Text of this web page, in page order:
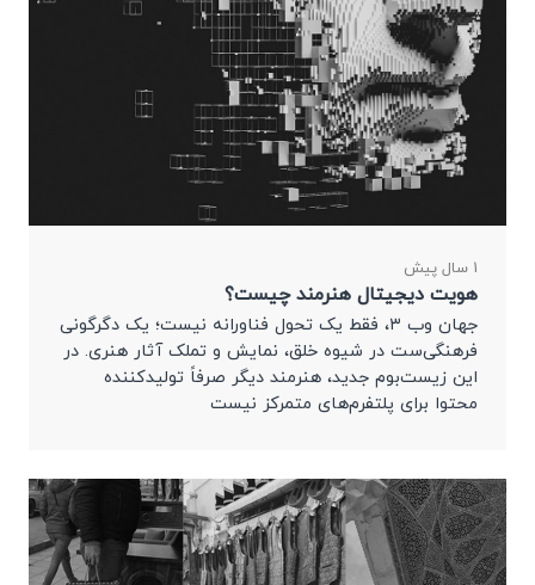
1 سال پیش
هویت دیجیتال هنرمند چیست؟
جهان وب ۳، فقط یک تحول فناورانه نیست؛ یک دگرگونی
فرهنگی‌ست در شیوه خلق، نمایش و تملک آثار هنری. در
این زیست‌بوم جدید، هنرمند دیگر صرفاً تولیدکننده
محتوا برای پلتفرم‌های متمرکز نیست